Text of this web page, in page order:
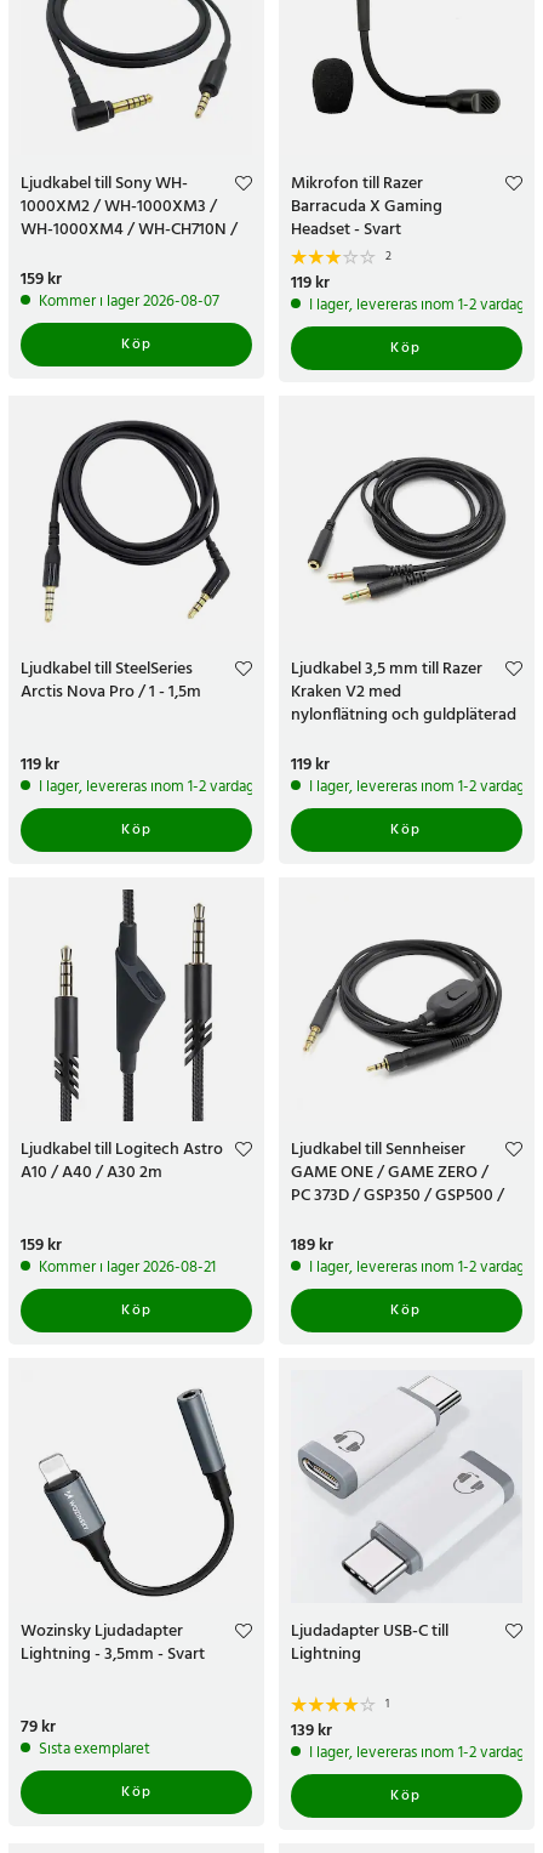
Ljudkabel till Sony WH-
1000XM2 / WH-1000XM3 /
WH-1000XM4 / WH-CH710N /
Pris:159 kr
159 kr
Kommer i lager 2026-08-07
Köp
Mikrofon till Razer
Barracuda X Gaming
Headset - Svart
2
Pris:119 kr
119 kr
I lager, levereras inom 1-2 vardagar
Köp
Ljudkabel till SteelSeries
Arctis Nova Pro / 1 - 1,5m
Pris:119 kr
119 kr
I lager, levereras inom 1-2 vardagar
Köp
Ljudkabel 3,5 mm till Razer
Kraken V2 med
nylonflätning och guldpläterad
Pris:119 kr
119 kr
I lager, levereras inom 1-2 vardagar
Köp
Ljudkabel till Logitech Astro
A10 / A40 / A30 2m
Pris:159 kr
159 kr
Kommer i lager 2026-08-21
Köp
Ljudkabel till Sennheiser
GAME ONE / GAME ZERO /
PC 373D / GSP350 / GSP500 /
Pris:189 kr
189 kr
I lager, levereras inom 1-2 vardagar
Köp
Wozinsky Ljudadapter
Lightning - 3,5mm - Svart
Pris:
79 kr
Sista exemplaret
Köp
Ljudadapter USB-C till
Lightning
1
Pris:139 kr
139 kr
I lager, levereras inom 1-2 vardagar
Köp